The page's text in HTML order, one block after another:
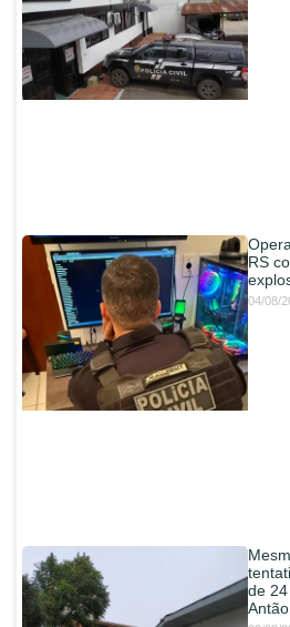
RS
04/08/
de
Antão